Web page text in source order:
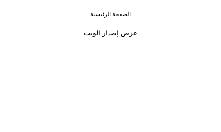
الصفحة الرئيسية
عرض إصدار الويب